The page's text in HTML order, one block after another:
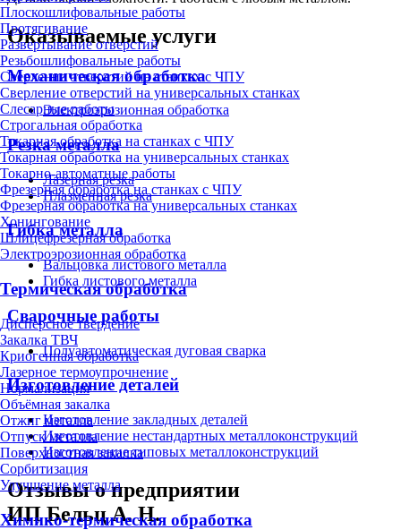
Плоскошлифовальные работы
Протягивание
Развертывание отверстий
Резьбошлифовальные работы
Сверление отверстий на станках с ЧПУ
Сверление отверстий на универсальных станках
Слесарные работы
Строгальная обработка
Токарная обработка на станках с ЧПУ
Токарная обработка на универсальных станках
Токарно-автоматные работы
Фрезерная обработка на станках с ЧПУ
Фрезерная обработка на универсальных станках
Хонингование
Шлицефрезерная обработка
Электроэрозионная обработка
Термическая обработка
Дисперсное твердение
Закалка ТВЧ
Криогенная обработка
Лазерное термоупрочнение
Нормализация
Объёмная закалка
Отжиг металла
Отпуск металла
Поверхностная закалка
Сорбитизация
Улучшение металла
Химико-термическая обработка
Оказываемые услуги
Механическая обработка
Электроэрозионная обработка
Резка металла
Лазерная резка
Плазменная резка
Гибка металла
Вальцовка листового металла
Гибка листового металла
Сварочные работы
Полуавтоматическая дуговая сварка
Изготовление деталей
Изготовление закладных деталей
Изготовление нестандартных металлоконструкций
Изготовление типовых металлоконструкций
Отзывы о предприятии
ИП Бельц А. Н.